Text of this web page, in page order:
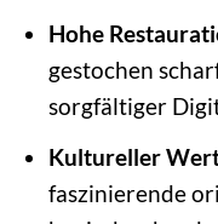
Hohe
gestochen
sorgfältiger
Kultureller
faszinierende